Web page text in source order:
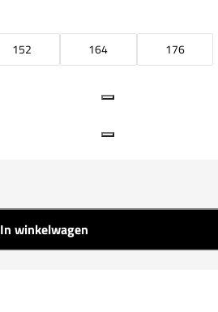
152 164 176
In winkelwagen